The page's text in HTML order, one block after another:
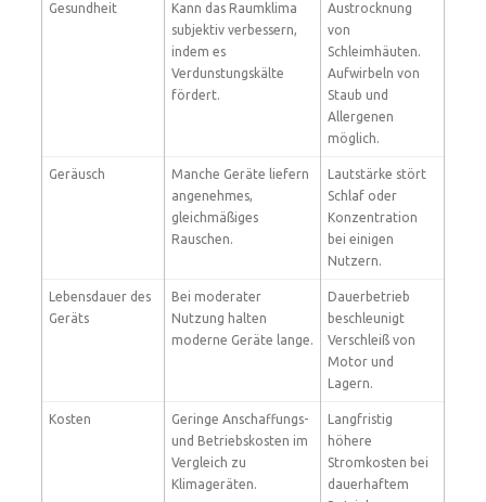
Gesundheit
Kann das Raumklima
subjektiv verbessern,
indem es
Verdunstungskälte
fördert.
Austrocknung
von
Schleimhäuten.
Aufwirbeln von
Staub und
Allergenen
möglich.
Geräusch
Manche Geräte liefern
angenehmes,
gleichmäßiges
Rauschen.
Lautstärke stört
Schlaf oder
Konzentration
bei einigen
Nutzern.
Lebensdauer des
Geräts
Bei moderater
Nutzung halten
moderne Geräte lange.
Dauerbetrieb
beschleunigt
Verschleiß von
Motor und
Lagern.
Kosten
Geringe Anschaffungs-
und Betriebskosten im
Vergleich zu
Klimageräten.
Langfristig
höhere
Stromkosten bei
dauerhaftem